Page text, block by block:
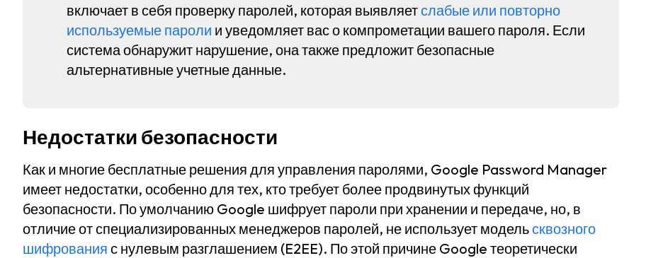
включает в себя проверку паролей, которая выявляетслабые или повторно
используемые пароли и уведомляет вас о компрометации вашего пароля. Если
система обнаружит нарушение, она также предложит безопасные
альтернативные учетные данные.
Недостатки безопасности
Как и многие бесплатные решения для управления паролями, Google Password Manager
имеет недостатки, особенно для тех, кто требует более продвинутых функций
безопасности. По умолчанию Google шифрует пароли при хранении и передаче, но, в
отличие от специализированных менеджеров паролей, не использует модельсквозного
шифрования с нулевым разглашением (E2EE). По этой причине Google теоретически